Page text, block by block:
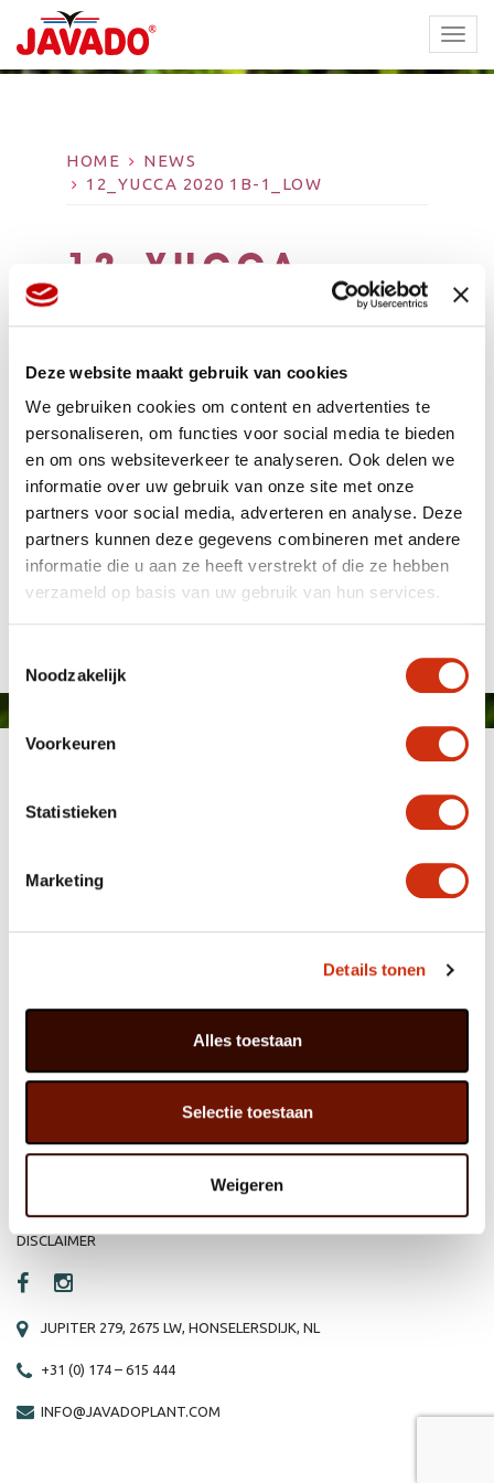
Deze website maakt gebruik van cookies
We gebruiken cookies om content en advertenties te
personaliseren, om functies voor social media te bieden
en om ons websiteverkeer te analyseren. Ook delen we
informatie over uw gebruik van onze site met onze
partners voor social media, adverteren en analyse. Deze
partners kunnen deze gegevens combineren met andere
informatie die u aan ze heeft verstrekt of die ze hebben
verzameld op basis van uw gebruik van hun services.
Noodzakelijk
Voorkeuren
Statistieken
Marketing
Details tonen
Alles toestaan
Selectie toestaan
Weigeren
HOME
NEWS
12_YUCCA 2020 1B-1_LOW
12_YUCCA
2020 1B-1_LOW
Gepubliceerd op: 28 april 2020
ORGANISATIE
REFERENTIES
NIEUWS
VACATURE
PRIVACY STATEMENT
DISCLAIMER
JUPITER 279, 2675 LW, HONSELERSDIJK, NL
+31 (0) 174 – 615 444
INFO@JAVADOPLANT.COM